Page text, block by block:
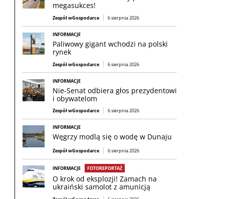
megasukces!
Zespół wGospodarce 6 sierpnia 2026
INFORMACJE
Paliwowy gigant wchodzi na polski
rynek
Zespół wGospodarce 6 sierpnia 2026
INFORMACJE
Nie-Senat odbiera głos prezydentowi
i obywatelom
Zespół wGospodarce 6 sierpnia 2026
INFORMACJE
Węgrzy modlą się o wodę w Dunaju
Zespół wGospodarce 6 sierpnia 2026
INFORMACJE FOTOREPORTAŻ
O krok od eksplozji! Zamach na
ukraiński samolot z amunicją